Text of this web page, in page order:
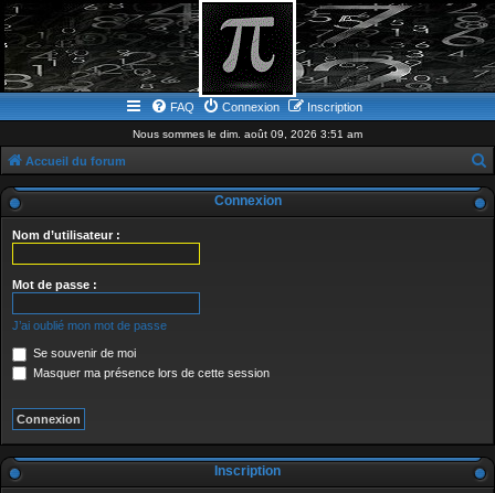
FAQ Connexion Inscription
Nous sommes le dim. août 09, 2026 3:51 am
Accueil du forum
e
Connexion
Nom d’utilisateur :
Mot de passe :
J’ai oublié mon mot de passe
Se souvenir de moi
Masquer ma présence lors de cette session
Inscription